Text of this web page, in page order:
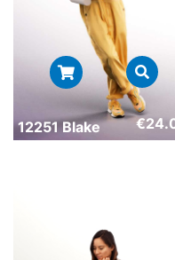
12251 Blake €